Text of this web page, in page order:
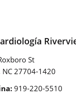
St
NC 27704-1420
919-220-5510